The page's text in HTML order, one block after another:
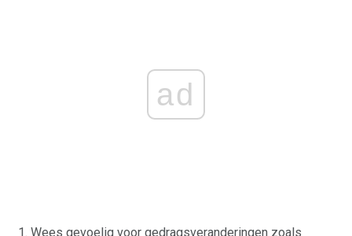
ad
Wees gevoelig voor gedragsveranderingen zoals